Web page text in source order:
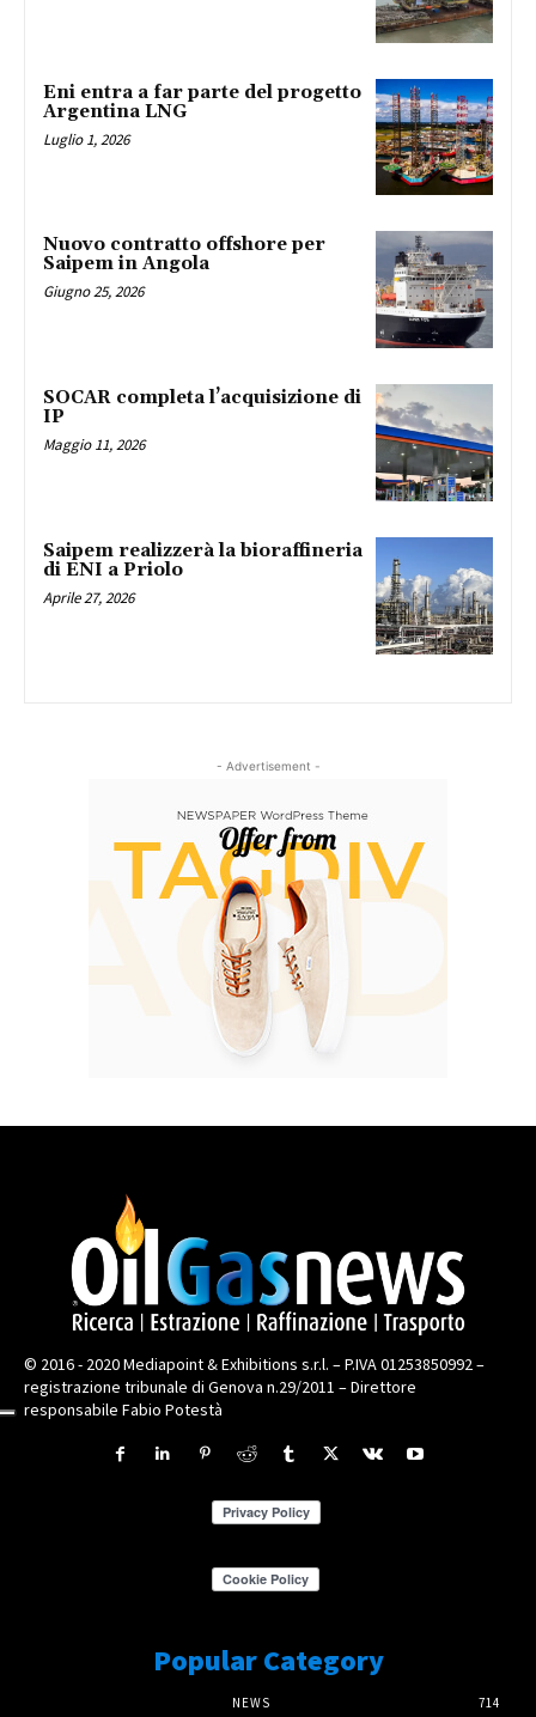
Eni entra a far parte del progetto
Argentina LNG
Luglio 1, 2026
Nuovo contratto offshore per
Saipem in Angola
Giugno 25, 2026
SOCAR completa l’acquisizione di
IP
Maggio 11, 2026
Saipem realizzerà la bioraffineria
di ENI a Priolo
Aprile 27, 2026
- Advertisement -
© 2016 - 2020 Mediapoint & Exhibitions s.r.l. – P.IVA 01253850992 –
registrazione tribunale di Genova n.29/2011 – Direttore
responsabile Fabio Potestà
Popular Category
NEWS 714